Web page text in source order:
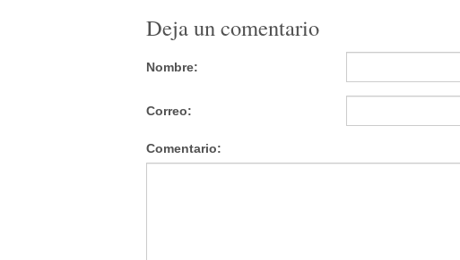
Deja un comentario
Nombre:
Correo:
Comentario: